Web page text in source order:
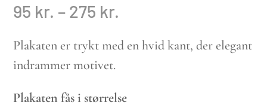
95 kr. – 275 kr.
til
275 kr.
Plakaten er trykt med en hvid kant, der elegant
indrammer motivet.
Plakaten fås i størrelse